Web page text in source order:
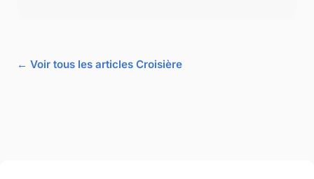
← Voir tous les articles Croisière